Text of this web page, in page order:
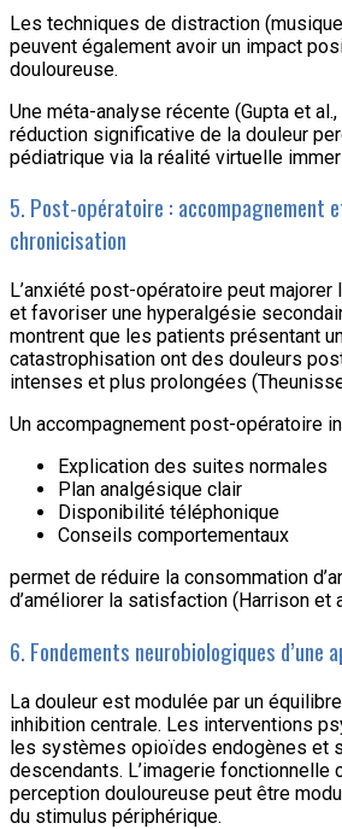
Les techniques de distraction
peuvent également avoir un impact
douloureuse.
Une méta-analyse récente (Gupta et
réduction significative de la douleur
pédiatrique via la réalité virtuelle
5. Post-opératoire : accompagnement
chronicisation
L’anxiété post-opératoire peut majorer
et favoriser une hyperalgésie
montrent que les patients présentant
catastrophisation ont des douleurs
intenses et plus prolongées
Un accompagnement post-opératoire
Explication des suites normales
Plan analgésique clair
Disponibilité téléphonique
Conseils comportementaux
permet de réduire la consommation
d’améliorer la satisfaction (Harrison et
6. Fondements neurobiologiques d’une
La douleur est modulée par un
inhibition centrale. Les interventions
les systèmes opioïdes endogènes et
descendants. L’imagerie fonctionnelle
perception douloureuse peut être
du stimulus périphérique.